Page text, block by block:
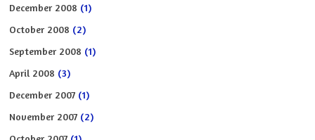
December 2008 (1)
October 2008 (2)
September 2008 (1)
April 2008 (3)
December 2007 (1)
November 2007 (2)